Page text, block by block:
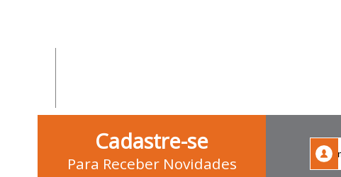
Cadastre-se
Para Receber Novidades